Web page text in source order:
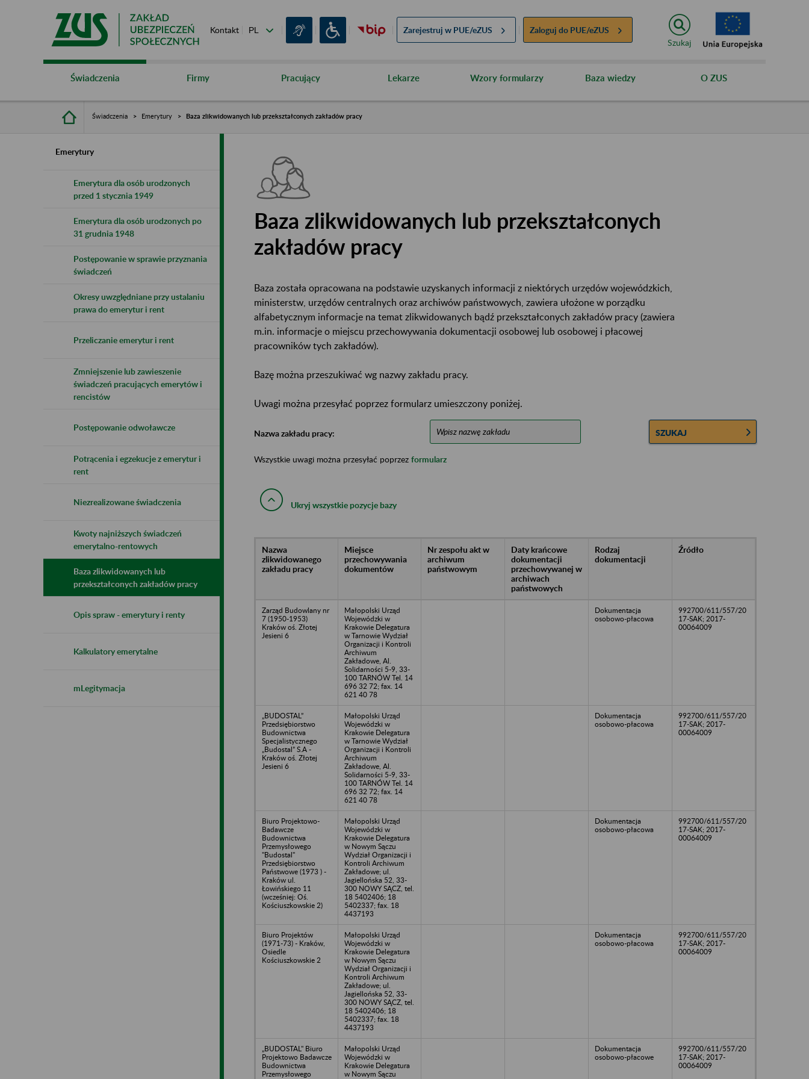
Kontakt Zarejestruj w PUE/eZUS Zaloguj do PUE/eZUS
Szukaj
Świadczenia Firmy Pracujący Lekarze Wzory formularzy Baza wiedzy O ZUS
Świadczenia Emerytury Baza zlikwidowanych lub przekształconych zakładów pracy
Emerytury
Emerytura dla osób urodzonych
przed 1 stycznia 1949
Emerytura dla osób urodzonych po
31 grudnia 1948
Postępowanie w sprawie przyznania
świadczeń
Okresy uwzględniane przy ustalaniu
prawa do emerytur i rent
Przeliczanie emerytur i rent
Zmniejszenie lub zawieszenie
świadczeń pracujących emerytów i
rencistów
Postępowanie odwoławcze
Potrącenia i egzekucje z emerytur i
rent
Niezrealizowane świadczenia
Kwoty najniższych świadczeń
emerytalno-rentowych
Baza zlikwidowanych lub
przekształconych zakładów pracy
Opis spraw - emerytury i renty
Kalkulatory emerytalne
mLegitymacja
Baza zlikwidowanych lub przekształconych
zakładów pracy
Baza została opracowana na podstawie uzyskanych informacji z niektórych urzędów wojewódzkich,
ministerstw, urzędów centralnych oraz archiwów państwowych, zawiera ułożone w porządku
alfabetycznym informacje na temat zlikwidowanych bądź przekształconych zakładów pracy (zawiera
m.in. informacje o miejscu przechowywania dokumentacji osobowej lub osobowej i płacowej
pracowników tych zakładów).
Bazę można przeszukiwać wg nazwy zakładu pracy.
Uwagi można przesyłać poprzez formularz umieszczony poniżej.
Nazwa zakładu pracy: SZUKAJ
Wszystkie uwagi można przesyłać poprzez formularz
Ukryj wszystkie pozycje bazy
Nazwa
zlikwidowanego
zakładu pracy
Miejsce
przechowywania
dokumentów
Nr zespołu akt w
archiwum
państwowym
Daty krańcowe
dokumentacji
przechowywanej w
archiwach
państwowych
Rodzaj
dokumentacji
Źródło
Zarząd Budowlany nr
7 (1950-1953)
Kraków oś. Złotej
Jesieni 6
Małopolski Urząd
Wojewódzki w
Krakowie Delegatura
w Tarnowie Wydział
Organizacji i Kontroli
Archiwum
Zakładowe, Al.
Solidarności 5-9, 33-
100 TARNÓW Tel. 14
696 32 72; fax. 14
621 40 78
Dokumentacja
osobowo-płacowa
992700/611/557/20
17-SAK; 2017-
00064009
„BUDOSTAL”
Przedsiębiorstwo
Budownictwa
Specjalistycznego
„Budostal” S.A -
Kraków oś. Złotej
Jesieni 6
Małopolski Urząd
Wojewódzki w
Krakowie Delegatura
w Tarnowie Wydział
Organizacji i Kontroli
Archiwum
Zakładowe, Al.
Solidarności 5-9, 33-
100 TARNÓW Tel. 14
696 32 72; fax. 14
621 40 78
Dokumentacja
osobowo-płacowa
992700/611/557/20
17-SAK; 2017-
00064009
Biuro Projektowo-
Badawcze
Budownictwa
Przemysłowego
"Budostal"
Przedsiębiorstwo
Państwowe (1973 ) -
Kraków ul.
Łowińskiego 11
(wcześniej: Oś.
Kościuszkowskie 2)
Małopolski Urząd
Wojewódzki w
Krakowie Delegatura
w Nowym Sączu
Wydział Organizacji i
Kontroli Archiwum
Zakładowe; ul.
Jagiellońska 52, 33-
300 NOWY SĄCZ, tel.
18 5402406; 18
5402337; fax. 18
4437193
Dokumentacja
osobowo-płacowa
992700/611/557/20
17-SAK; 2017-
00064009
Biuro Projektów
(1971-73) - Kraków,
Osiedle
Kościuszkowskie 2
Małopolski Urząd
Wojewódzki w
Krakowie Delegatura
w Nowym Sączu
Wydział Organizacji i
Kontroli Archiwum
Zakładowe; ul.
Jagiellońska 52, 33-
300 NOWY SĄCZ, tel.
18 5402406; 18
5402337; fax. 18
4437193
Dokumentacja
osobowo-płacowa
992700/611/557/20
17-SAK; 2017-
00064009
„BUDOSTAL" Biuro
Projektowo Badawcze
Budownictwa
Przemysłowego
Małopolski Urząd
Wojewódzki w
Krakowie Delegatura
w Nowym Sączu
Dokumentacja
osobowo-płacowe
992700/611/557/20
17-SAK; 2017-
00064009